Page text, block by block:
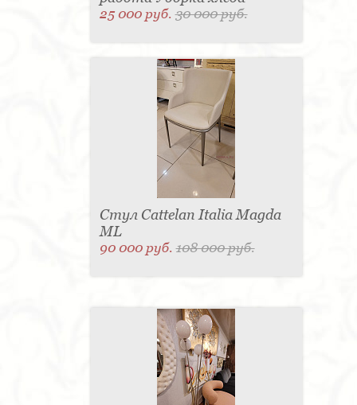
25 000 руб.30 000 руб.
Стул Cattelan Italia Magda
ML
90 000 руб.108 000 руб.